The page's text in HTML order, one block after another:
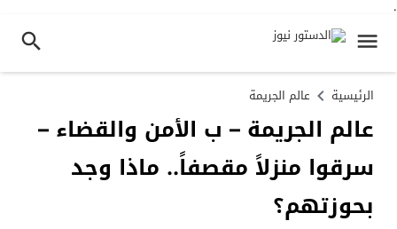
.
الرئيسية عالم الجريمة
عالم الجريمة – ب الأمن والقضاء –
سرقوا منزلاً مقصفاً.. ماذا وجد
بحوزتهم؟